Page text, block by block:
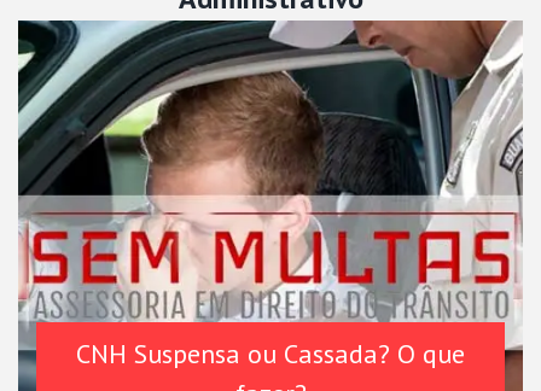
CNH Suspensa ou Cassada? O que